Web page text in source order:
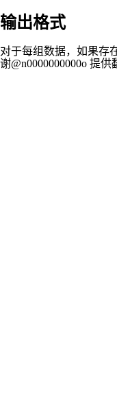
输出格式
对于每组数据，如果存
谢@n0000000000o 提供